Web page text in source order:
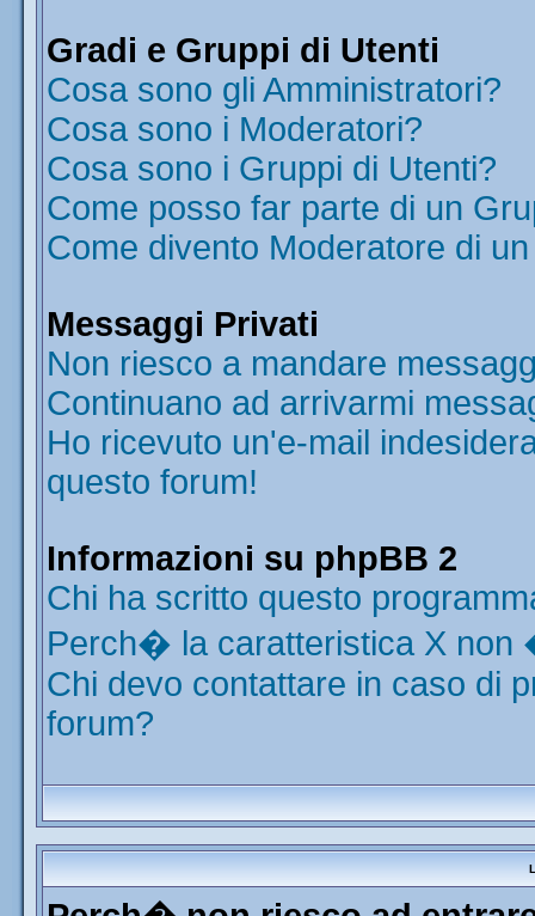
Gradi e Gruppi di Utenti
Cosa sono gli Amministratori?
Cosa sono i Moderatori?
Cosa sono i Gruppi di Utenti?
Come posso far parte di un
Come divento Moderatore di
Messaggi Privati
Non riesco a mandare
Continuano ad arrivarmi
Ho ricevuto un'e-mail
questo forum!
Informazioni su phpBB 2
Chi ha scritto questo
Perch� la caratteristica X non
Chi devo contattare in caso di
forum?